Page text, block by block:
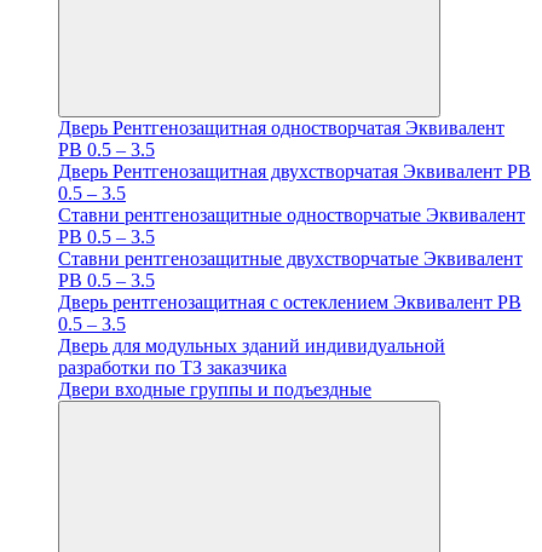
Дверь Рентгенозащитная одностворчатая Эквивалент
PB 0.5 – 3.5
Дверь Рентгенозащитная двухстворчатая Эквивалент PB
0.5 – 3.5
Ставни рентгенозащитные одностворчатые Эквивалент
PB 0.5 – 3.5
Ставни рентгенозащитные двухстворчатые Эквивалент
PB 0.5 – 3.5
Дверь рентгенозащитная с остеклением Эквивалент PB
0.5 – 3.5
Дверь для модульных зданий индивидуальной
разработки по ТЗ заказчика
Двери входные группы и подъездные